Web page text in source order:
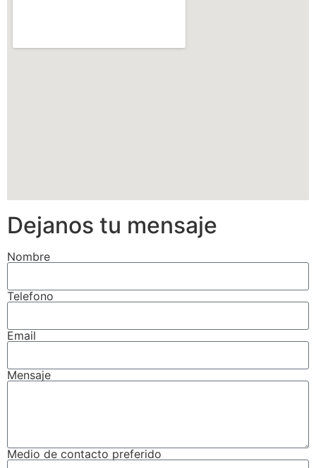
Dejanos tu mensaje
Nombre
Telefono
Email
Mensaje
Medio de contacto preferido